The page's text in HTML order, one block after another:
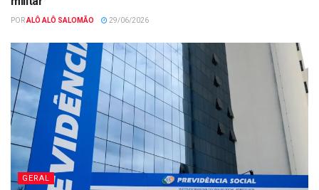
PORALÔ ALÔ SALOMÃO 29/06/2026
GERAL